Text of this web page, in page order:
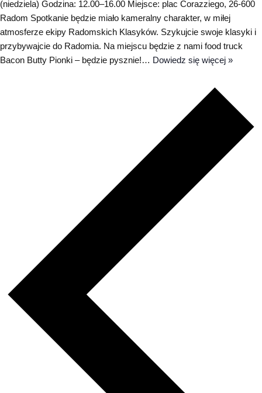
(niedziela) Godzina: 12.00–16.00 Miejsce: plac Corazziego, 26-600
Radom Spotkanie będzie miało kameralny charakter, w miłej
atmosferze ekipy Radomskich Klasyków. Szykujcie swoje klasyki i
przybywajcie do Radomia. Na miejscu będzie z nami food truck
Bacon Butty Pionki – będzie pysznie!… Dowiedz się więcej »